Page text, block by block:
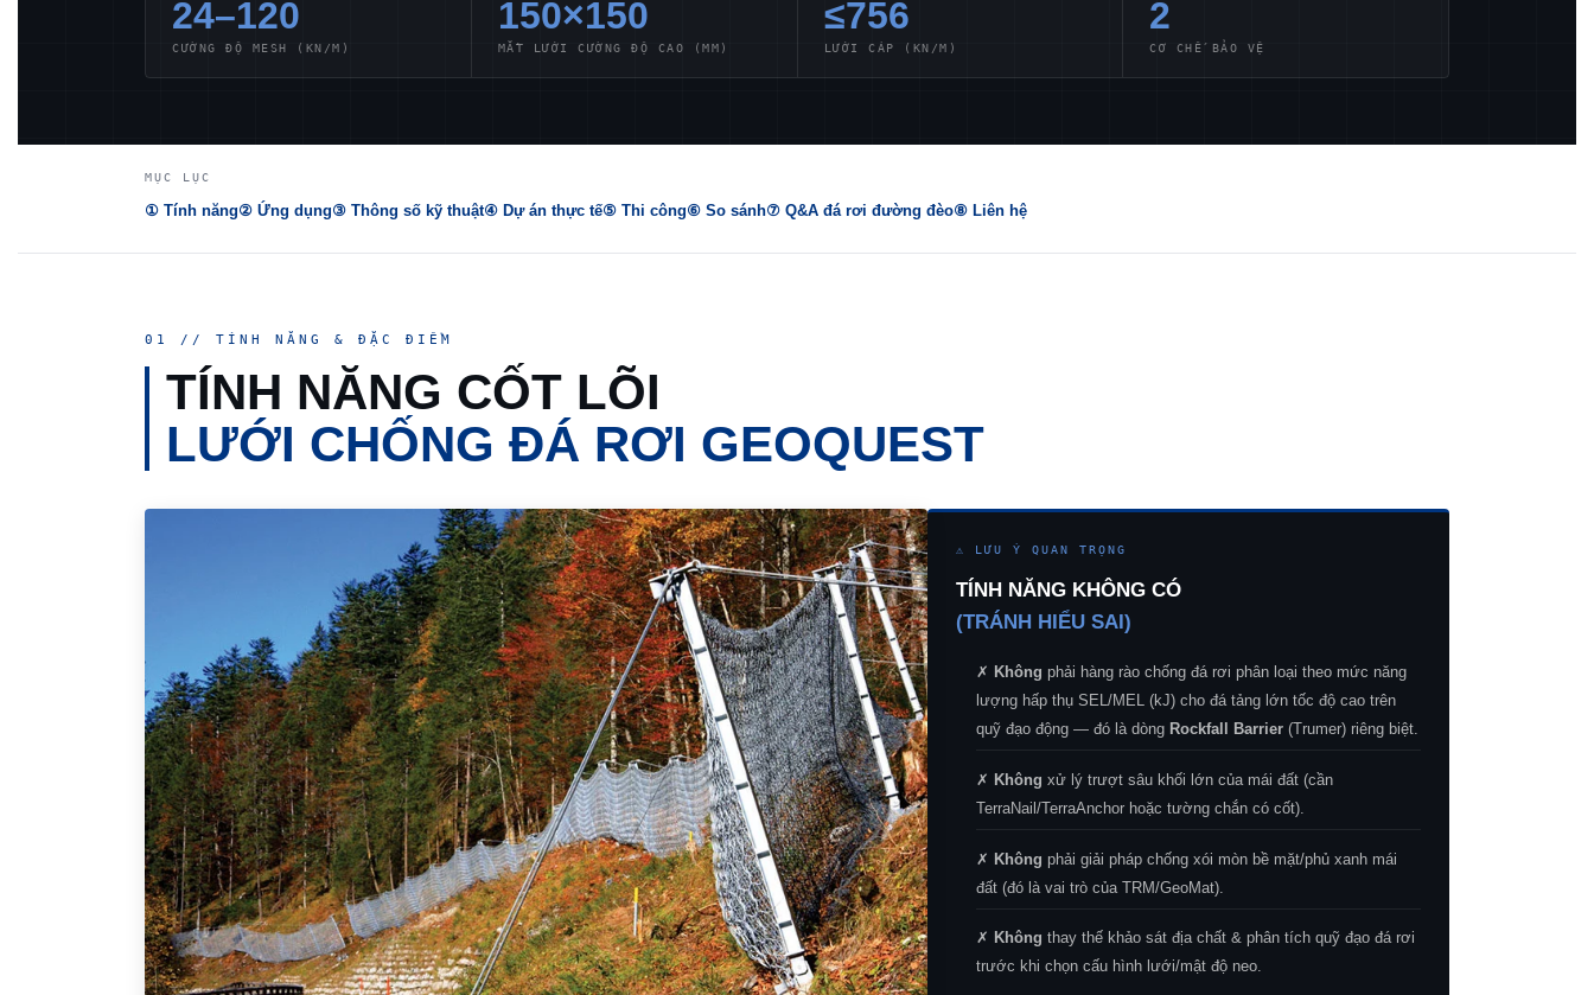
24–120
CƯỜNG ĐỘ MESH (KN/M)
150×150
MẮT LƯỚI CƯỜNG ĐỘ CAO (MM)
≤756
LƯỚI CÁP (KN/M)
2
CƠ CHẾ BẢO VỆ
MỤC LỤC
① Tính năng② Ứng dụng③ Thông số kỹ thuật④ Dự án thực tế⑤ Thi công⑥ So sánh⑦ Q&A đá rơi đường đèo⑧ Liên hệ
01 // TÍNH NĂNG & ĐẶC ĐIỂM
TÍNH NĂNG CỐT LÕI
LƯỚI CHỐNG ĐÁ RƠI GEOQUEST
⚠ LƯU Ý QUAN TRỌNG
TÍNH NĂNG KHÔNG CÓ
(TRÁNH HIỂU SAI)
✗ Không phải hàng rào chống đá rơi phân loại theo mức năng
lượng hấp thụ SEL/MEL (kJ) cho đá tảng lớn tốc độ cao trên
quỹ đạo động — đó là dòng Rockfall Barrier(Trumer) riêng biệt.
✗ Không xử lý trượt sâu khối lớn của mái đất (cần
TerraNail/TerraAnchor hoặc tường chắn có cốt).
✗ Không phải giải pháp chống xói mòn bề mặt/phủ xanh mái
đất (đó là vai trò của TRM/GeoMat).
✗ Không thay thế khảo sát địa chất & phân tích quỹ đạo đá rơi
trước khi chọn cấu hình lưới/mật độ neo.